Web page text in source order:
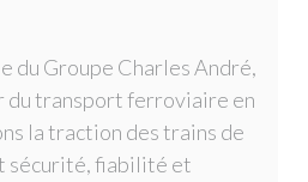
du Groupe Charles André,
du transport ferroviaire en
la traction des trains de
sécurité, fiabilité et